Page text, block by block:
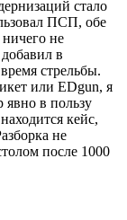
стало
ПСП, обе
ничего не
в
стрельбы.
или EDgun, я
в пользу
кейс,
не
после 1000